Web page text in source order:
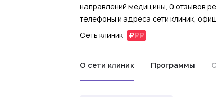
направлений медицины, 0 отзывов
телефоны и адреса сети клиник,
Сеть клиник
О сети клиник Программы